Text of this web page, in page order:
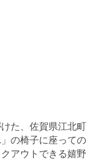
た、佐賀県江北町
の椅子に座っての
アウトできる嬉野